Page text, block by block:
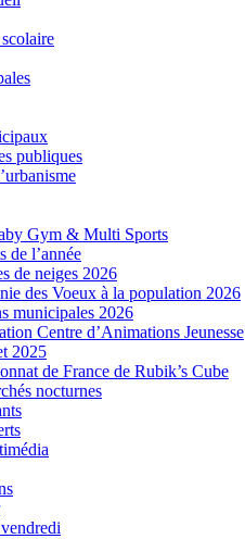
publiques
Gym & Multi Sports
de l’année
de neiges 2026
des Voeux à la population 2026
municipales 2026
Centre d’Animations Jeunesse
2025
de France de Rubik’s Cube
nocturnes